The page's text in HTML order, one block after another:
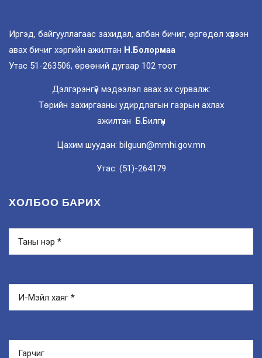
Иргэд, байгууллагаас захидал, албан бичиг, өргөдөл хүлээн
авах бичиг хэргийн ажилтан Н.Болормаа
Утас 51-263506, өрөөний дугаар 102 тоот
Дэлгэрэнгүй мэдээлэл авах эх сурвалж:
Төрийн захиргааны удирдлагын газрын ахлах
ажилтан Б.Билгүүн
Цахим шуудан: bilguun@mmhi.gov.mn
Утас: (51)-264179
ХОЛБОО БАРИХ